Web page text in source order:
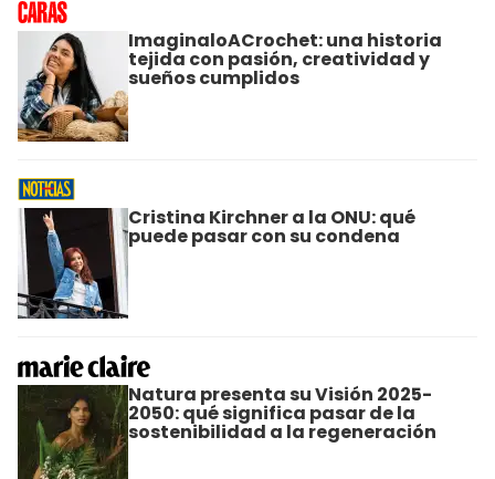
ImaginaloACrochet: una historia
tejida con pasión, creatividad y
sueños cumplidos
Cristina Kirchner a la ONU: qué
puede pasar con su condena
Natura presenta su Visión 2025-
2050: qué significa pasar de la
sostenibilidad a la regeneración